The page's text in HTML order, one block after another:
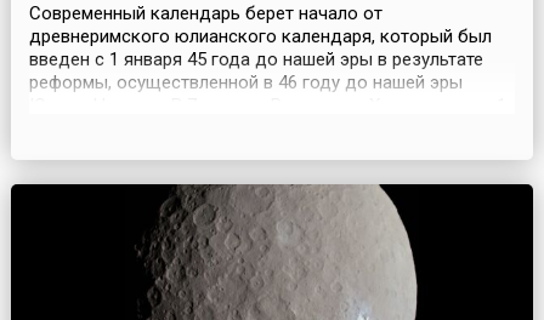
Современный календарь берет начало от
древнеримского юлианского календаря, который был
введен с 1 января 45 года до нашей эры в результате
реформы, осуществленной в 46 году до нашей эры
православной византийск...